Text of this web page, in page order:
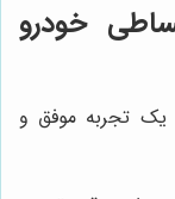
خودرو
یک تجربه موفق و